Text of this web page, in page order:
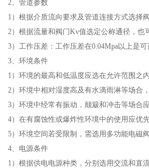
2、管道参数
1）根据介质流向要求及管道连接方式选择
2）根据流量和阀门Kv值选定公称通径，也
3）工作压差：工作压差在0.04Mpa以上是
3、环境条件
1）环境的最高和低温度应选在允许范围之内
2）环境中相对湿度高及有水滴雨淋等场合
3）环境中经常有振动，颠簸和冲击等场合
4）在有腐蚀性或爆炸性环境中的使用应优
5）环境空间若受限制，需选用多功能电磁
4、电源条件
1）根据供电电源种类，分别选用交流和直